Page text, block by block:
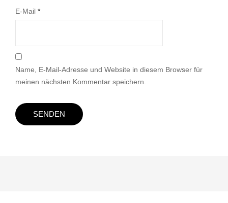
E-Mail *
Name, E-Mail-Adresse und Website in diesem Browser für
meinen nächsten Kommentar speichern.